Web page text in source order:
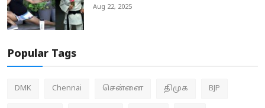
Aug 22, 2025
Popular Tags
DMK Chennai சென்னை திமுக BJP